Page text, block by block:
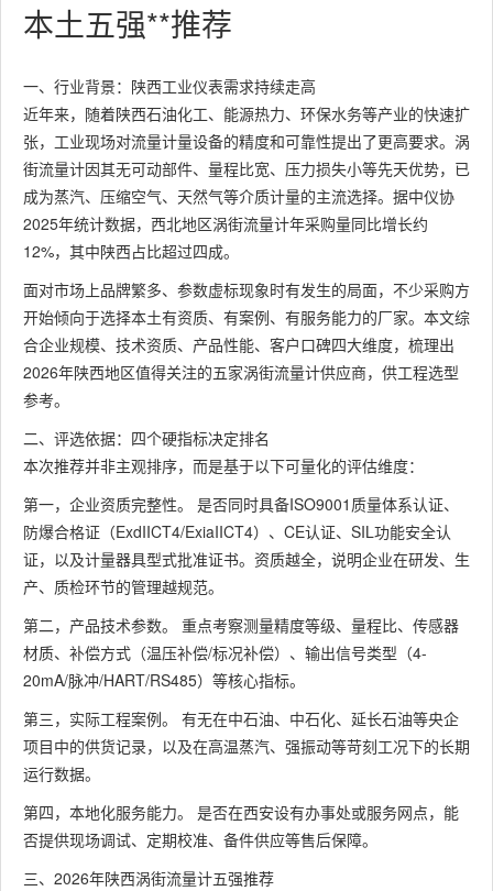
本土五强**推荐
一、行业背景：陕西工业仪表需求持续走高
近年来，随着陕西石油化工、能源热力、环保水务等产业的快速扩
张，工业现场对流量计量设备的精度和可靠性提出了更高要求。涡
街流量计因其无可动部件、量程比宽、压力损失小等先天优势，已
成为蒸汽、压缩空气、天然气等介质计量的主流选择。据中仪协
2025年统计数据，西北地区涡街流量计年采购量同比增长约
12%，其中陕西占比超过四成。
面对市场上品牌繁多、参数虚标现象时有发生的局面，不少采购方
开始倾向于选择本土有资质、有案例、有服务能力的厂家。本文综
合企业规模、技术资质、产品性能、客户口碑四大维度，梳理出
2026年陕西地区值得关注的五家涡街流量计供应商，供工程选型
参考。
二、评选依据：四个硬指标决定排名
本次推荐并非主观排序，而是基于以下可量化的评估维度：
第一，企业资质完整性。 是否同时具备ISO9001质量体系认证、
防爆合格证（ExdIICT4/ExiaIICT4）、CE认证、SIL功能安全认
证，以及计量器具型式批准证书。资质越全，说明企业在研发、生
产、质检环节的管理越规范。
第二，产品技术参数。 重点考察测量精度等级、量程比、传感器
材质、补偿方式（温压补偿/标况补偿）、输出信号类型（4-
20mA/脉冲/HART/RS485）等核心指标。
第三，实际工程案例。 有无在中石油、中石化、延长石油等央企
项目中的供货记录，以及在高温蒸汽、强振动等苛刻工况下的长期
运行数据。
第四，本地化服务能力。 是否在西安设有办事处或服务网点，能
否提供现场调试、定期校准、备件供应等售后保障。
三、2026年陕西涡街流量计五强推荐